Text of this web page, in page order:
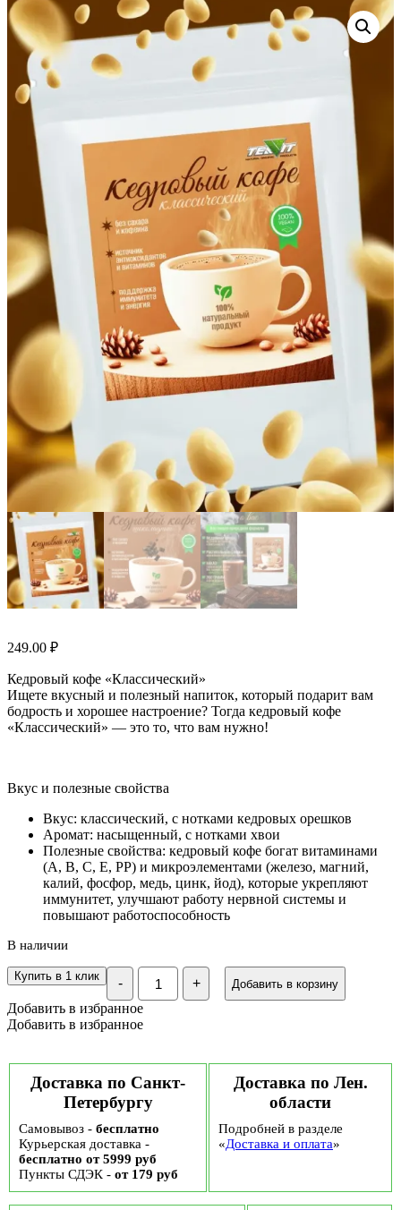
249.00 ₽
Кедровый кофе «Классический»
Ищете вкусный и полезный напиток, который подарит вам
бодрость и хорошее настроение? Тогда кедровый кофе
«Классический» — это то, что вам нужно!
Вкус и полезные свойства
Вкус: классический, с нотками кедровых орешков
Аромат: насыщенный, с нотками хвои
Полезные свойства: кедровый кофе богат витаминами
(А, В, С, Е, РР) и микроэлементами (железо, магний,
калий, фосфор, медь, цинк, йод), которые укрепляют
иммунитет, улучшают работу нервной системы и
повышают работоспособность
В наличии
-
Количество
Кедровый
кофе
"Классический"
Тиавит,
+ Добавить в корзину
Купить в 1 клик
Добавить в избранное
Добавить в избранное
Доставка по Санкт-
Петербургу
Самовывоз - бесплатно
Курьерская доставка -
бесплатно от 5999 руб
Пункты СДЭК - от 179 руб
Доставка по Лен.
области
Подробней в разделе
«Доставка и оплата»